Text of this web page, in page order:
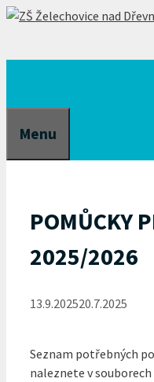
Přeskočit
Menu
POMŮCKY
2025/2026
13.9.202520.7.2025
Seznam potřebných
naleznete v